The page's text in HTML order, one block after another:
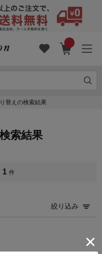
替えの検索結果
索結果
1 件
絞り込み